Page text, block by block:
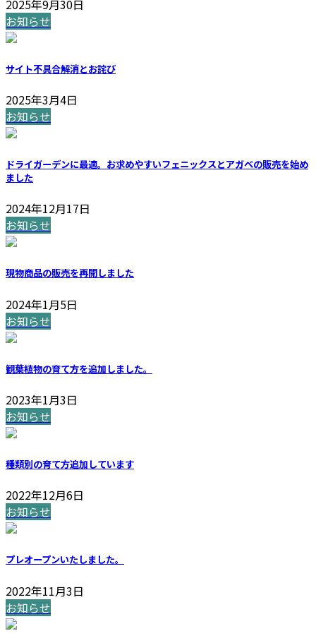
2025年9月30日
お知らせ
サイト不具合解消とお詫び
2025年3月4日
お知らせ
ドライガーデンに最適。お求めやすいフェニックスとアガベの販売を始め
ました
2024年12月17日
お知らせ
現物商品の販売を再開しました
2024年1月5日
お知らせ
観葉植物の育て方を追加しました。
2023年1月3日
お知らせ
種類別の育て方追加しています
2022年12月6日
お知らせ
プレオープンいたしました。
2022年11月3日
お知らせ